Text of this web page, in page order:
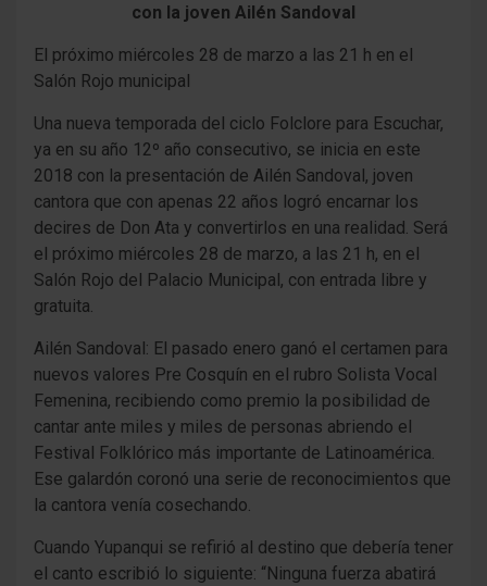
con la joven Ailén Sandoval
El próximo miércoles 28 de marzo a las 21 h en el
Salón Rojo municipal
Una nueva temporada del ciclo Folclore para Escuchar,
ya en su año 12º año consecutivo, se inicia en este
2018 con la presentación de Ailén Sandoval, joven
cantora que con apenas 22 años logró encarnar los
decires de Don Ata y convertirlos en una realidad. Será
el próximo miércoles 28 de marzo, a las 21 h, en el
Salón Rojo del Palacio Municipal, con entrada libre y
gratuita.
Ailén Sandoval: El pasado enero ganó el certamen para
nuevos valores Pre Cosquín en el rubro Solista Vocal
Femenina, recibiendo como premio la posibilidad de
cantar ante miles y miles de personas abriendo el
Festival Folklórico más importante de Latinoamérica.
Ese galardón coronó una serie de reconocimientos que
la cantora venía cosechando.
Cuando Yupanqui se refirió al destino que debería tener
el canto escribió lo siguiente: “Ninguna fuerza abatirá